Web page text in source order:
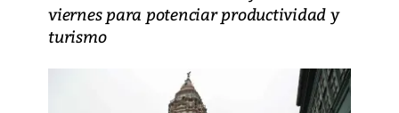
viernes para potenciar productividad y
turismo